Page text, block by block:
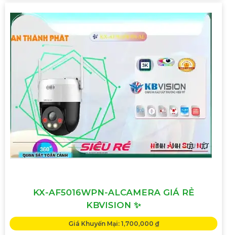
KX-AF5016WPN-ALCAMERA GIÁ RẺ
KBVISION ✨
Giá Khuyến Mại: 1,700,000 ₫